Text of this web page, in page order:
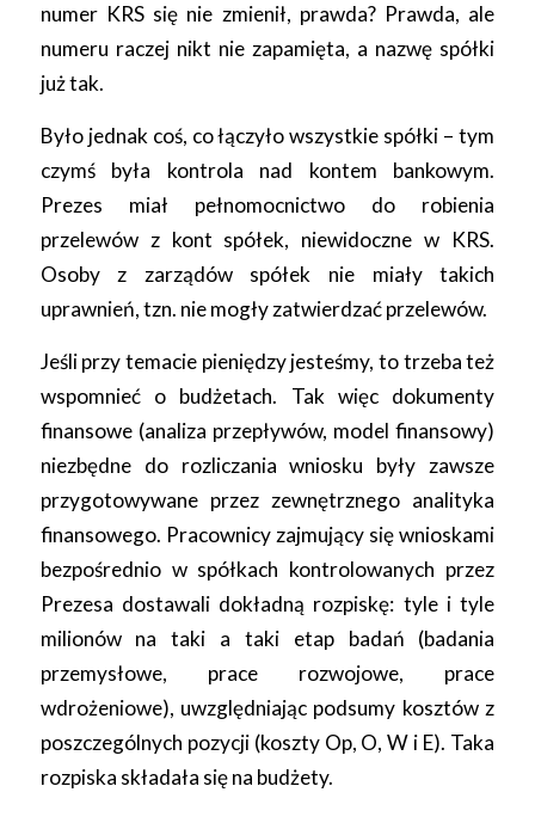
numer KRS się nie zmienił, prawda? Prawda, ale
numeru raczej nikt nie zapamięta, a nazwę spółki
już tak.
Było jednak coś, co łączyło wszystkie spółki – tym
czymś była kontrola nad kontem bankowym.
Prezes miał pełnomocnictwo do robienia
przelewów z kont spółek, niewidoczne w KRS.
Osoby z zarządów spółek nie miały takich
uprawnień, tzn. nie mogły zatwierdzać przelewów.
Jeśli przy temacie pieniędzy jesteśmy, to trzeba też
wspomnieć o budżetach. Tak więc dokumenty
finansowe (analiza przepływów, model finansowy)
niezbędne do rozliczania wniosku były zawsze
przygotowywane przez zewnętrznego analityka
finansowego. Pracownicy zajmujący się wnioskami
bezpośrednio w spółkach kontrolowanych przez
Prezesa dostawali dokładną rozpiskę: tyle i tyle
milionów na taki a taki etap badań (badania
przemysłowe, prace rozwojowe, prace
wdrożeniowe), uwzględniając podsumy kosztów z
poszczególnych pozycji (koszty Op, O, W i E). Taka
rozpiska składała się na budżety.